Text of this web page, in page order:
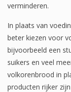
verminderen.
In plaats van
beter kiezen voor
bijvoorbeeld een
suikers en veel
volkorenbrood in
producten rijker